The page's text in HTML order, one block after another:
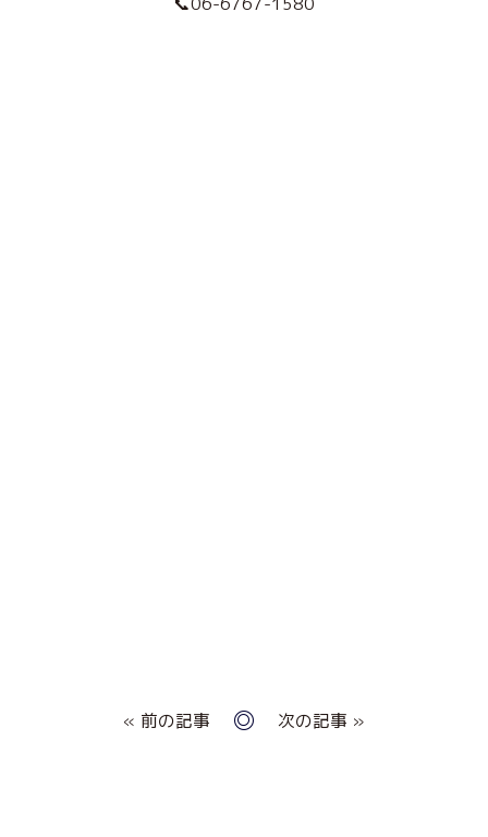
« 前の記事 次の記事 »